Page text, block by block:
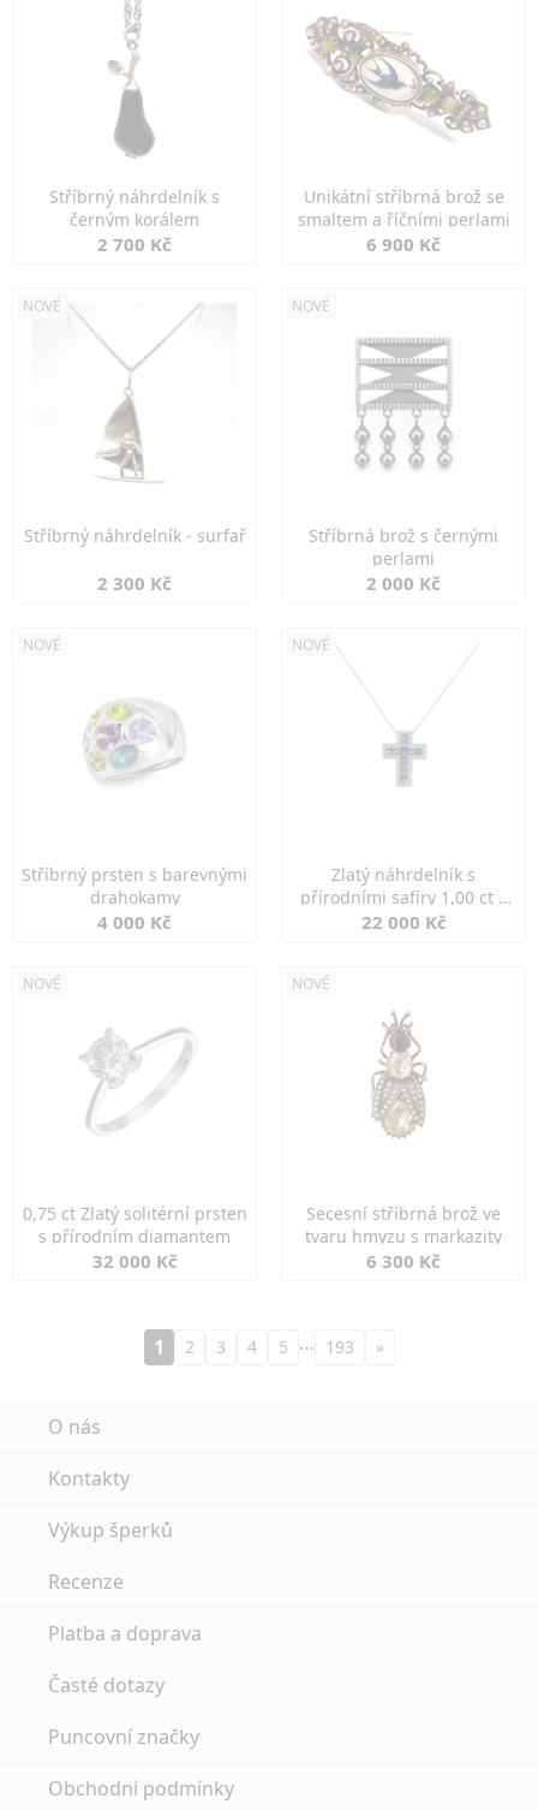
Stříbrný náhrdelník s
černým korálem
2 700 Kč
Unikátní stříbrná brož se
smaltem a říčními perlami
6 900 Kč
NOVÉ
Stříbrný náhrdelník - surfař
2 300 Kč
NOVÉ
Stříbrná brož s černými
perlami
2 000 Kč
NOVÉ
Stříbrný prsten s barevnými
drahokamy
4 000 Kč
NOVÉ
Zlatý náhrdelník s
přírodními safíry 1,00 ct a
diamanty
22 000 Kč
NOVÉ
0,75 ct Zlatý solitérní prsten
s přírodním diamantem
32 000 Kč
NOVÉ
Secesní stříbrná brož ve
tvaru hmyzu s markazity
6 300 Kč
1 2 3 4 5 … 193 »
O nás
Kontakty
Výkup šperků
Recenze
Platba a doprava
Časté dotazy
Puncovní značky
Obchodní podmínky